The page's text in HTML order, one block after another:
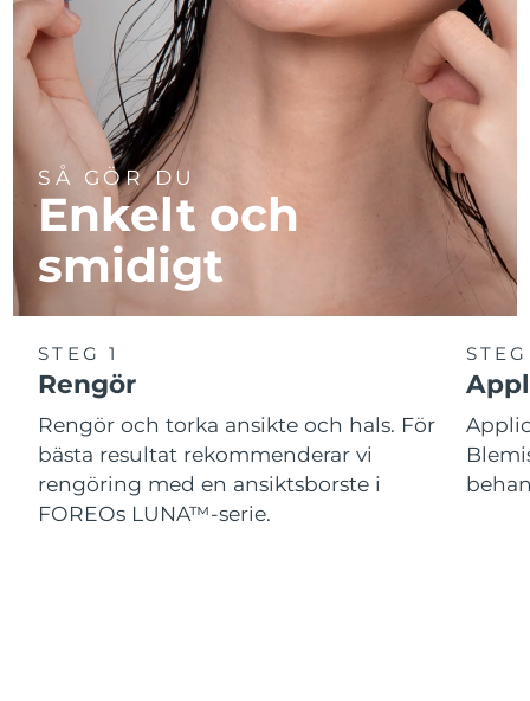
SÅ GÖR DU
Enkelt och
smidigt
STEG 1
Rengör
Rengör och torka ansikte och hals. För
bästa resultat rekommenderar vi
rengöring med en ansiktsborste i
FOREOs LUNA™-serie.